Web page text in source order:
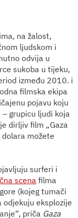
na žalost,
ljudskom i
odvija u
sukoba u tijeku,
između 2010. i
filmska ekipa
pojavu koju
grupicu ljudi koja
dirljiv film „Gaza
možete
surferi i
scena filma
(kojeg tumači
odjekuju eksplozije
priča Gaza